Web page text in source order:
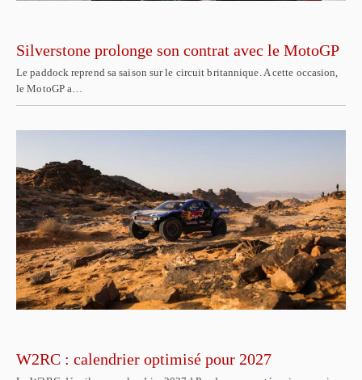
Silverstone prolonge son contrat avec le MotoGP
Le paddock reprend sa saison sur le circuit britannique. A cette occasion,
le MotoGP a…
W2RC : calendrier optimisé pour 2027